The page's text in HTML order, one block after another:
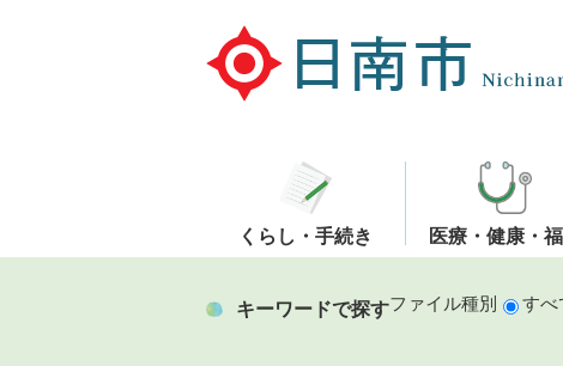
くらし・手続き 医療・健康・
キーワードで探すファイル種別 すべ